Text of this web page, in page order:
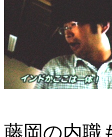
藤岡の内職